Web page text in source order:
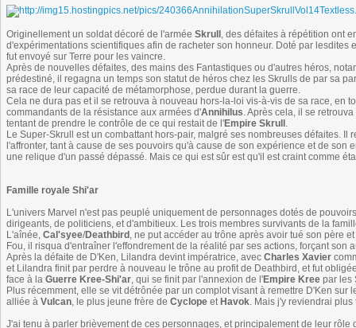
Originellement un soldat décoré de l'armée Skrull , des défaites à répétition ont
d'expérimentations scientifiques afin de racheter son honneur. Doté par
fut envoyé sur Terre pour les vaincre.
Après de nouvelles défaites, des mains des Fantastiques ou d'autres héros,
prédestiné, il regagna un temps son statut de héros chez les Skrulls de par sa
sa race de leur capacité de métamorphose, perdue durant la guerre.
Cela ne dura pas et il se retrouva à nouveau hors-la-loi vis-à-vis de sa race, en
commandants de la résistance aux armées d'Annihilus. Après cela, il se
tentant de prendre le contrôle de ce qui restait de l'Empire Skrull .
Le Super-Skrull est un combattant hors-pair, malgré ses nombreuses défaites.
l'affronter, tant à cause de ses pouvoirs qu'à cause de son expérience et de
une relique d'un passé dépassé. Mais ce qui est sûr est qu'il est craint comme
Famille royale Shi'ar
L'univers Marvel n'est pas peuplé uniquement de personnages dotés de
dirigeants, de politiciens, et d'ambitieux. Les trois membres survivants de la
L'aînée, Cal'syee/Deathbird , ne put accéder au trône après avoir tué son père
Fou, il risqua d'entraîner l'effondrement de la réalité par ses actions, forçant son
Après la défaite de D'Ken, Lilandra devint impératrice, avec Charles Xavier
et Lilandra finit par perdre à nouveau le trône au profit de Deathbird, et fut
face à la Guerre Kree-Shi'ar, qui se finit par l'annexion de l'Empire Kree par les
Plus récemment, elle se vit détrônée par un complot visant à remettre D'Ken
alliée à Vulcan, le plus jeune frère de Cyclope et Havok. Mais j'y reviendrai plus
J'ai tenu à parler brièvement de ces personnages, et principalement de leur